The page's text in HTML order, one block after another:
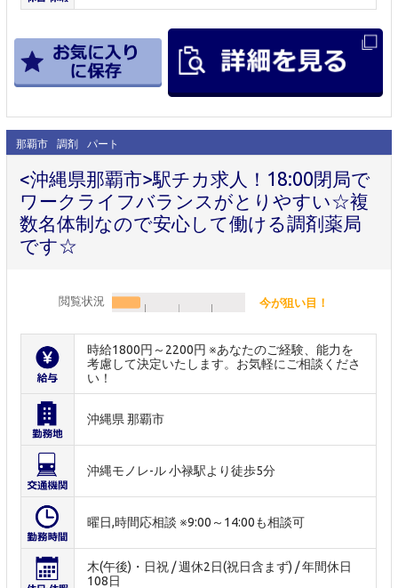
那覇市 調剤 パート
<沖縄県那覇市>駅チカ求人！18:00閉局で
ワークライフバランスがとりやすい☆複
数名体制なので安心して働ける調剤薬局
です☆
閲覧状況 今が狙い目！
時給1800円～2200円 ※あなたのご経験、能力を
考慮して決定いたします。お気軽にご相談くださ
い！
沖縄県 那覇市
沖縄モノレ-ル 小禄駅より徒歩5分
曜日,時間応相談 ※9:00～14:00も相談可
木(午後)・日祝 / 週休2日(祝日含まず) / 年間休日
108日